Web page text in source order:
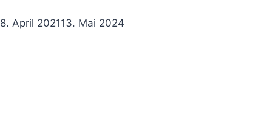
8. April 202113. Mai 2024